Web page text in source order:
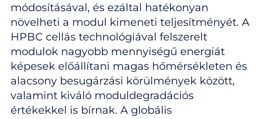
módosításával, és ezáltal hatékonyan
növelheti a modul kimeneti teljesítményét. A
HPBC cellás technológiával felszerelt
modulok nagyobb mennyiségű energiát
képesek előállítani magas hőmérsékleten és
alacsony besugárzási körülmények között,
valamint kiváló moduldegradációs
értékekkel is bírnak. A globális